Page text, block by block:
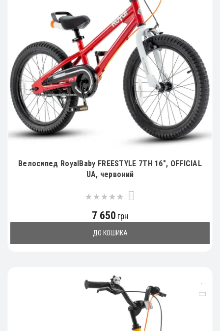
Велосипед RoyalBaby FREESTYLE 7TH 16", OFFICIAL
UA, червоний
7 650 грн
ДО КОШИКА